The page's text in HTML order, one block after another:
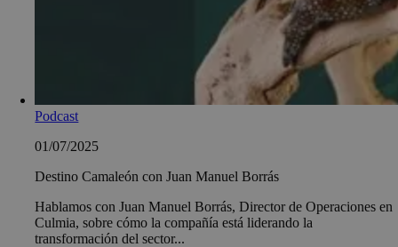
Podcast
01/07/2025
Destino Camaleón con Juan Manuel Borrás
Hablamos con Juan Manuel Borrás, Director de Operaciones en
Culmia, sobre cómo la compañía está liderando la
transformación del sector...